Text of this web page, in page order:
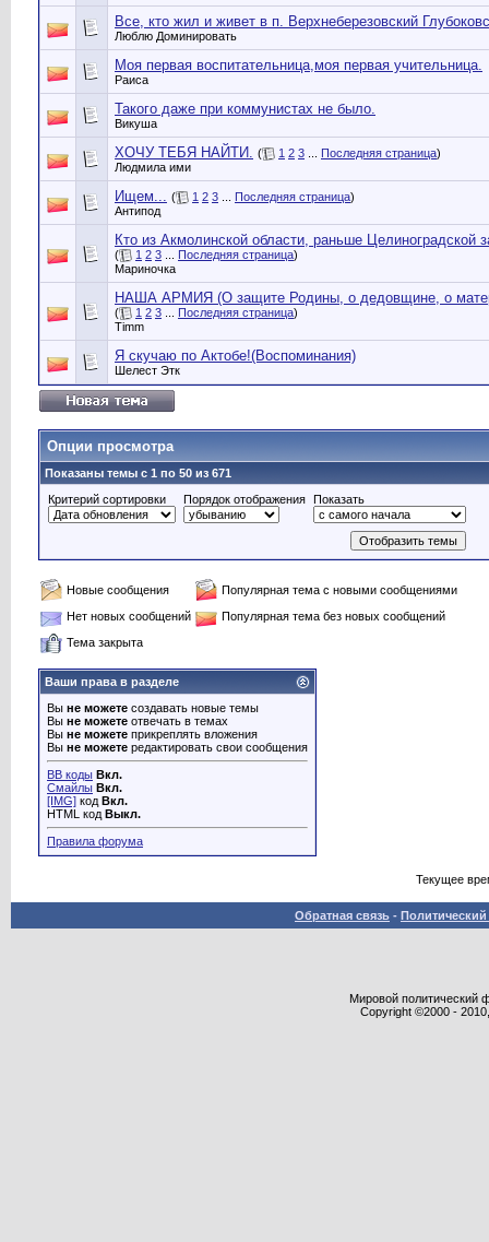
Все, кто жил и живет в п. Верхнеберезовский
Люблю Доминировать
Моя первая воспитательница,моя первая учительница.
Раиса
Такого даже при коммунистах не было.
Викуша
ХОЧУ ТЕБЯ НАЙТИ. ( 1 2 3 Последняя страница)
Людмила ими
Ищем... ( 1 2 3 Последняя страница)
Антипод
Кто из Акмолинской области, раньше Целиноградской
( 1 2 3 Последняя страница)
Мариночка
НАША АРМИЯ (О защите Родины, о дедовщине, о
( 1 2 3 Последняя страница)
Timm
Я скучаю по Актобе!(Воспоминания)
Шелест Этк
Опции просмотра
Показаны темы с 1 по 50 из 671
Критерий сортировки
Порядок отображения Показать
Новые сообщения
Популярная тема с новыми сообщениями
Нет новых сообщений
Популярная тема без новых сообщений
Тема закрыта
Ваши права в разделе
Вы не можете создавать новые темы
Вы не можете отвечать в темах
Вы не можете прикреплять вложения
Вы не можете редактировать свои сообщения
BB коды Вкл.
Смайлы Вкл.
[IMG] код Вкл.
HTML код Выкл.
Правила форума
Текущее
Обратная связь -
Мировой политический
Copyright ©2000 -